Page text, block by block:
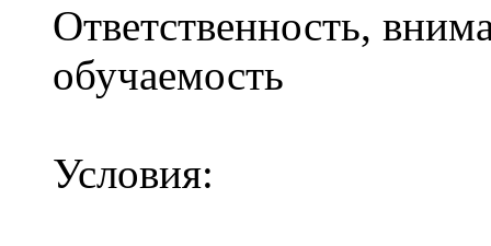
Ответственность,
обучаемость
Условия: